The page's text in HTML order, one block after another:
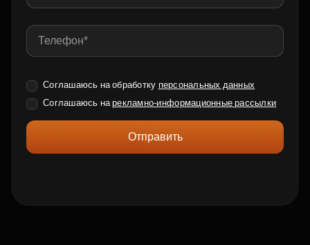
Соглашаюсь на обработку персональных данных
Соглашаюсь нарекламно-информационные рассылки
Отправить